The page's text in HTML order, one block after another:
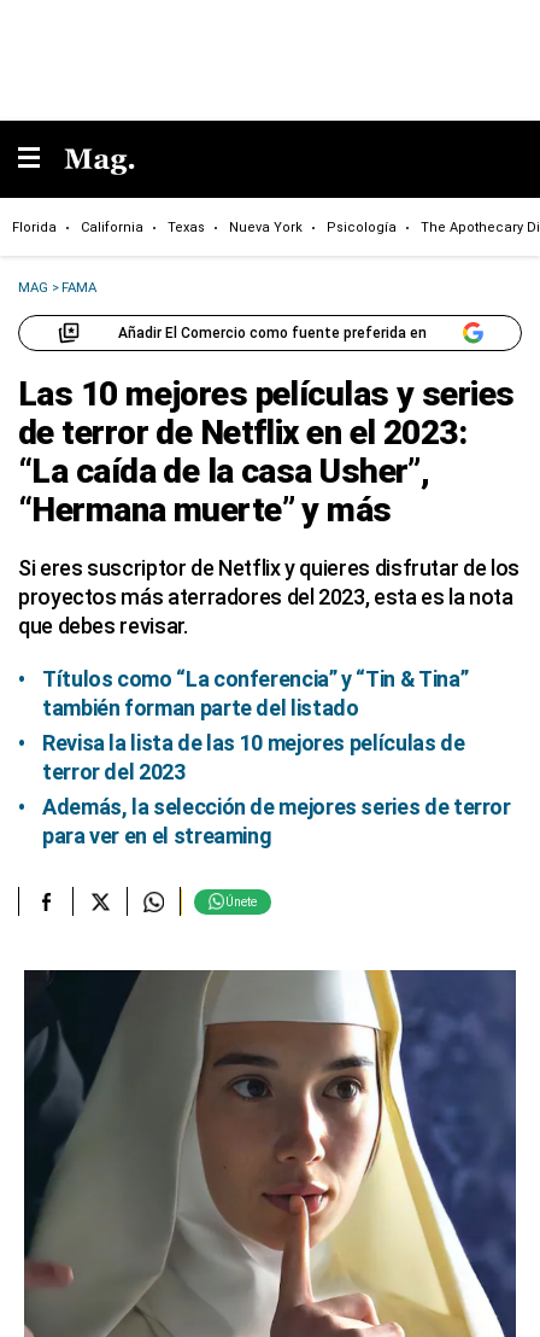
Florida California Texas Nueva York Psicología The Apothecary
MAG >FAMA
Añadir El Comercio como fuente preferida en
Las 10 mejores películas y series
de terror de Netflix en el 2023:
“La caída de la casa Usher”,
“Hermana muerte” y más
Si eres suscriptor de Netflix y quieres disfrutar de los
proyectos más aterradores del 2023, esta es la nota
que debes revisar.
Títulos como “La conferencia” y “Tin & Tina”
también forman parte del listado
Revisa la lista de las 10 mejores películas de
terror del 2023
Además, la selección de mejores series de terror
para ver en el streaming
Únete